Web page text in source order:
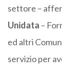
settore –
Unidata –
ed altri
servizio per